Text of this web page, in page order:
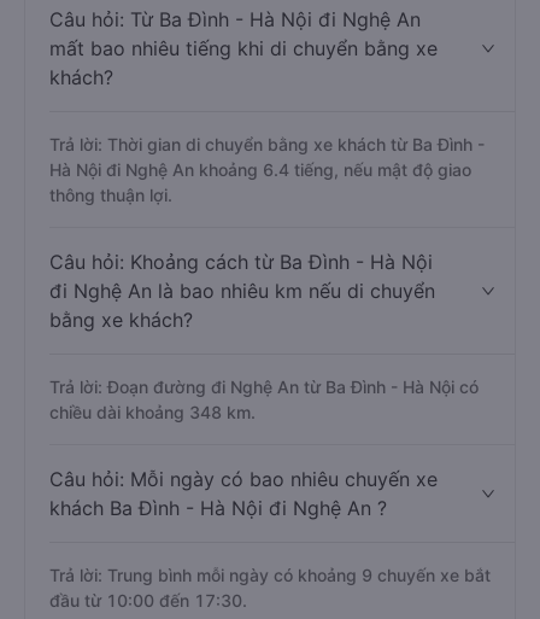
Câu hỏi: Từ Ba Đình - Hà Nội đi Nghệ An
mất bao nhiêu tiếng khi di chuyển bằng xe
khách?
Trả lời: Thời gian di chuyển bằng xe khách từ Ba Đình -
Hà Nội đi Nghệ An khoảng 6.4 tiếng, nếu mật độ giao
thông thuận lợi.
Câu hỏi: Khoảng cách từ Ba Đình - Hà Nội
đi Nghệ An là bao nhiêu km nếu di chuyển
bằng xe khách?
Trả lời: Đoạn đường đi Nghệ An từ Ba Đình - Hà Nội có
chiều dài khoảng 348 km.
Câu hỏi: Mỗi ngày có bao nhiêu chuyến xe
khách Ba Đình - Hà Nội đi Nghệ An ?
Trả lời: Trung bình mỗi ngày có khoảng 9 chuyến xe bắt
đầu từ 10:00 đến 17:30.